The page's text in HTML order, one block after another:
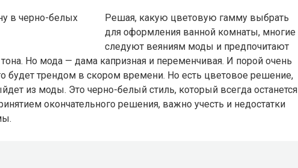
Решая, какую цветовую гамму выбрать
для оформления ванной комнаты, многие
следуют веяниям моды и предпочитают
Но мода — дама капризная и переменчивая. И порой очень
будет трендом в скором времени. Но есть цветовое решение,
из моды. Это черно-белый стиль, который всегда останется
окончательного решения, важно учесть и недостатки